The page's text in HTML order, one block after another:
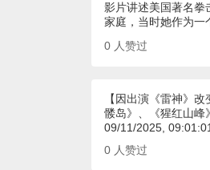
影片讲述美国著名拳
家庭，当时她作为
0 人赞过
【因出演《雷神》
髅岛》、《猩红山峰
09/11/2025,
0 人赞过